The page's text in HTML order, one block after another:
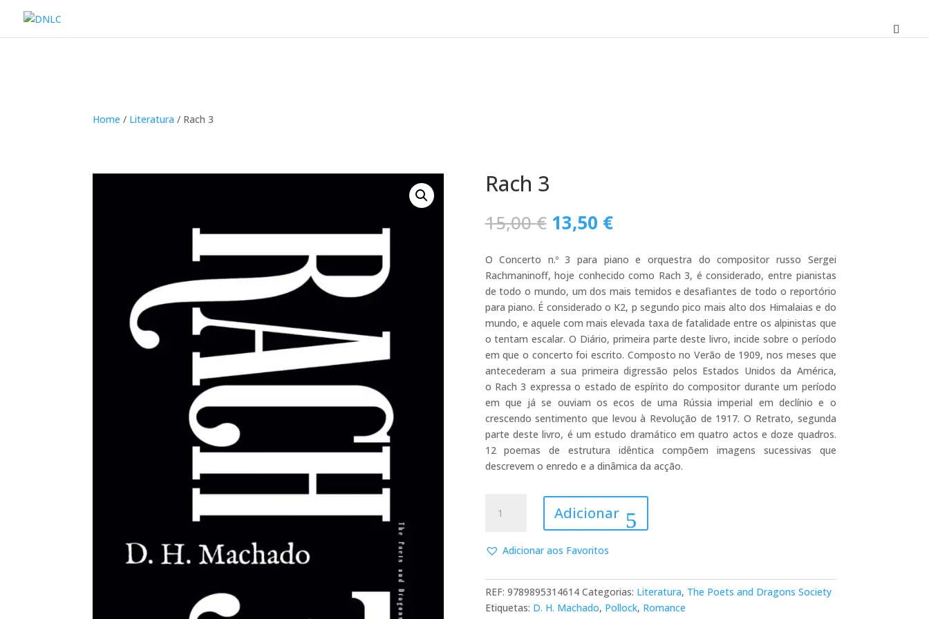
Home / Literatura / Rach 3
Rach 3
15,00€ O
preço
original
era:
15,00 €.
13,50 €O
preço
atual
é:
13,50 €.
O Concerto n.º 3 para piano e orquestra do compositor russo Sergei
Rachmaninoff, hoje conhecido como Rach 3, é considerado, entre pianistas
de todo o mundo, um dos mais temidos e desafiantes de todo o reportório
para piano. É considerado o K2, p segundo pico mais alto dos Himalaias e do
mundo, e aquele com mais elevada taxa de fatalidade entre os alpinistas que
o tentam escalar. O Diário, primeira parte deste livro, incide sobre o período
em que o concerto foi escrito. Composto no Verão de 1909, nos meses que
antecederam a sua primeira digressão pelos Estados Unidos da América,
o Rach 3 expressa o estado de espírito do compositor durante um período
em que já se ouviam os ecos de uma Rússia imperial em declínio e o
crescendo sentimento que levou à Revolução de 1917. O Retrato, segunda
parte deste livro, é um estudo dramático em quatro actos e doze quadros.
12 poemas de estrutura idêntica compõem imagens sucessivas que
descrevem o enredo e a dinâmica da acção.
3
Adicionar
Adicionar aos Favoritos
REF: 9789895314614 Categorias: Literatura, The Poets and Dragons Society
Etiquetas: D. H. Machado, Pollock, Romance